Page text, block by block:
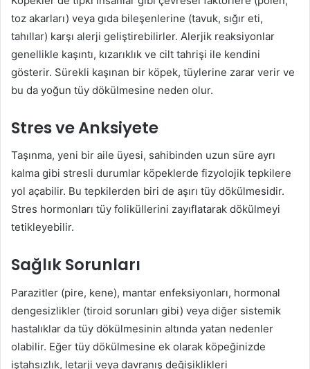
toz akarları) veya gıda bileşenlerine (tavuk, sığır eti,
tahıllar) karşı alerji geliştirebilirler. Alerjik reaksiyonlar
genellikle kaşıntı, kızarıklık ve cilt tahrişi ile kendini
gösterir. Sürekli kaşınan bir köpek, tüylerine zarar verir ve
bu da yoğun tüy dökülmesine neden olur.
Stres ve Anksiyete
Taşınma, yeni bir aile üyesi, sahibinden uzun süre ayrı
kalma gibi stresli durumlar köpeklerde fizyolojik tepkilere
yol açabilir. Bu tepkilerden biri de aşırı tüy dökülmesidir.
Stres hormonları tüy foliküllerini zayıflatarak dökülmeyi
tetikleyebilir.
Sağlık Sorunları
Parazitler (pire, kene), mantar enfeksiyonları, hormonal
dengesizlikler (tiroid sorunları gibi) veya diğer sistemik
hastalıklar da tüy dökülmesinin altında yatan nedenler
olabilir. Eğer tüy dökülmesine ek olarak köpeğinizde
iştahsızlık, letarji veya davranış değişiklikleri